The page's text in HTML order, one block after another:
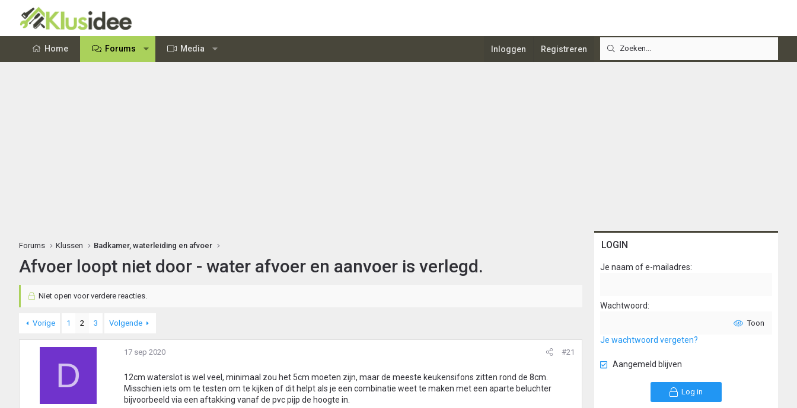
Home Forums Media Inloggen Registreren
Forums Klussen Badkamer, waterleiding en afvoer
Afvoer loopt niet door - water afvoer en aanvoer is verlegd.
Niet open voor verdere reacties.
Vorige 1 2 3 Volgende
D
17 sep 2020 #21
12cm waterslot is wel veel, minimaal zou het 5cm moeten zijn, maar de meeste keukensifons zitten rond de 8cm.
Misschien iets om te testen om te kijken of dit helpt als je een combinatie weet te maken met een aparte beluchter
bijvoorbeeld via een aftakking vanaf de pvc pijp de hoogte in.
LOGIN
Je naam of e-mailadres
Wachtwoord
Toon
Je wachtwoord vergeten?
Aangemeld blijven
Log in